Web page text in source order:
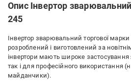
Опис Інвертор
245
Інвертор зварювальний торгової
розроблений і виготовлений за
інвертори мають широке застосування
так і для професійного використання
майданчики).